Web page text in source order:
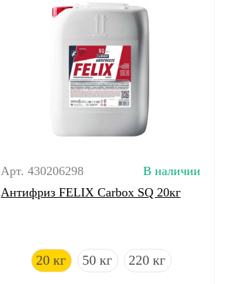
Арт. 430206298
В наличии
Антифриз FELIX Carbox SQ 20кг
20 кг 50 кг 220 кг